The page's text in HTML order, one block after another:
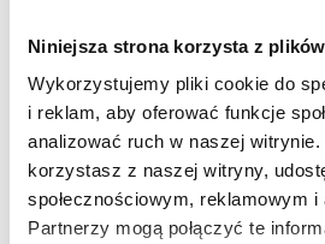
Niniejsza strona korzysta z
Wykorzystujemy pliki cookie do
i reklam, aby oferować funkcje
analizować ruch w naszej
korzystasz z naszej witryny,
społecznościowym, reklamowym i
Partnerzy mogą połączyć te
Nazwa
TREFL S.A.
Ulica
ul.
Kod pocztowy
81-155
Miasto
Gdynia
E-mail